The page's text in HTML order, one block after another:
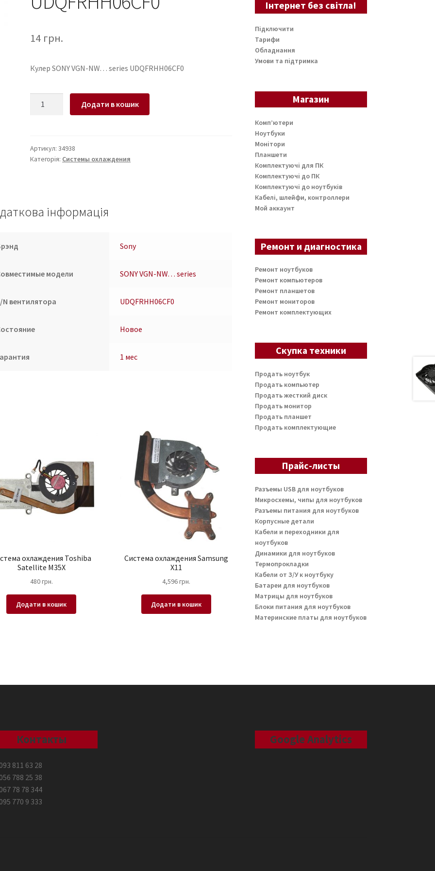
14 грн.
Кулер SONY VGN-NW… series UDQFRHH06CF0
VGN-
NW...
Додати в кошик
Артикул:34938
Категорія: Системы охлаждения
інформація
Sony
модели SONY VGN-NW… series
N вентилятора UDQFRHH06CF0
Новое
1 мес
охлаждения Toshiba
Satellite M35X
480грн.
Додати в кошик
Система охлаждения Samsung
X11
4,596грн.
Додати в кошик
Інтернет без світла!
Підключити
Тарифи
Обладнання
Умови та підтримка
Магазин
Комп’ютери
Ноутбуки
Монітори
Планшети
Комплектуючі для ПК
Комплектуючі до ПК
Комплектуючі до ноутбуків
Кабелі, шлейфи, контроллери
Мой аккаунт
Ремонт и диагностика
Ремонт ноутбуков
Ремонт компьютеров
Ремонт планшетов
Ремонт мониторов
Ремонт комплектующих
Скупка техники
Продать ноутбук
Продать компьютер
Продать жесткий диск
Продать монитор
Продать планшет
Продать комплектующие
Прайс-листы
Разъемы USB для ноутбуков
Микросхемы, чипы для ноутбуков
Разъемы питания для ноутбуков
Корпусные детали
Кабели и переходники для
ноутбуков
Динамики для ноутбуков
Термопрокладки
Кабели от З/У к ноутбуку
Батареи для ноутбуков
Матрицы для ноутбуков
Блоки питания для ноутбуков
Материнские платы для ноутбуков
Контакты
811 63 28
788 25 38
78 78 344
770 9 333
Google Analytics